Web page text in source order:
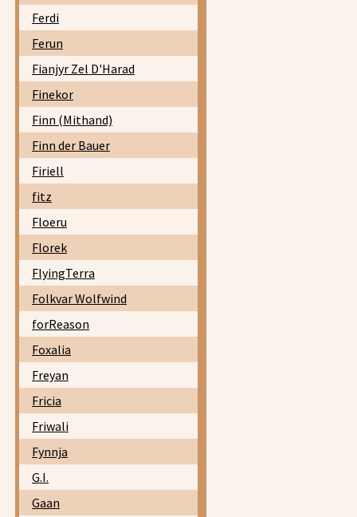
Ferdi
Ferun
Fianjyr Zel D'Harad
Finekor
Finn (Mithand)
Finn der Bauer
Firiell
fitz
Floeru
Florek
FlyingTerra
Folkvar Wolfwind
forReason
Foxalia
Freyan
Fricia
Friwali
Fynnja
G.I.
Gaan